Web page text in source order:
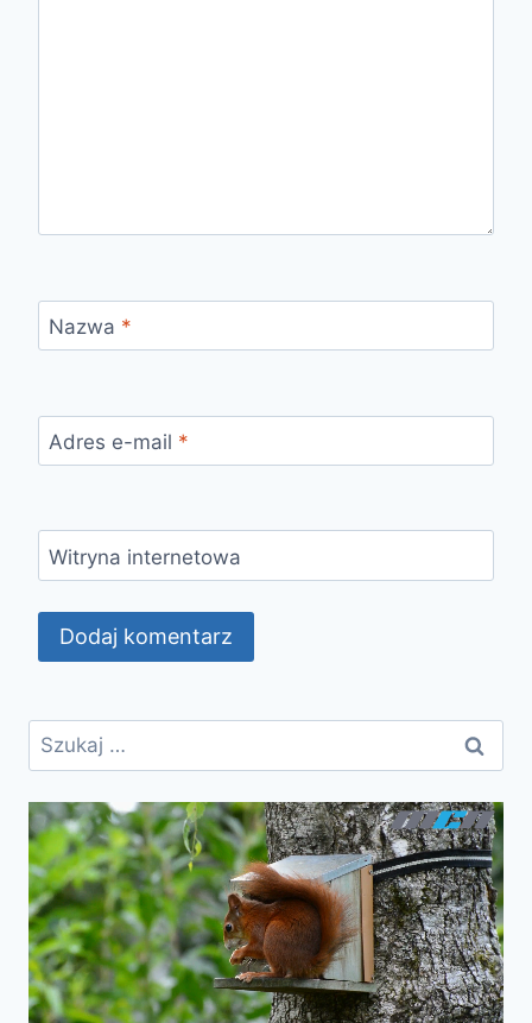
Nazwa *
Adres e-mail *
Witryna internetowa
Szukaj: